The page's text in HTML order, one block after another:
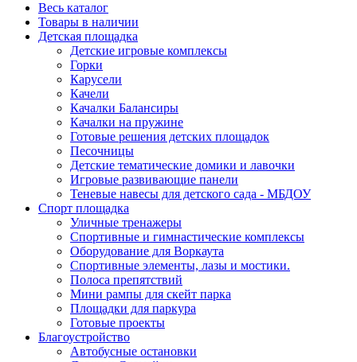
Весь каталог
Товары в наличии
Детская площадка
Детские игровые комплексы
Горки
Карусели
Качели
Качалки Балансиры
Качалки на пружине
Готовые решения детских площадок
Песочницы
Детские тематические домики и лавочки
Игровые развивающие панели
Теневые навесы для детского сада - МБДОУ
Спорт площадка
Уличные тренажеры
Спортивные и гимнастические комплексы
Оборудование для Воркаута
Спортивные элементы, лазы и мостики.
Полоса препятствий
Мини рампы для скейт парка
Площадки для паркура
Готовые проекты
Благоустройство
Автобусные остановки